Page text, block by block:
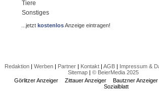
Tiere
Sonstiges
...jetztkostenlosAnzeige eintragen!
Redaktion| Werben| Partner| Kontakt| AGB| Impressum &
Sitemap| © BeierMedia 2025
Görlitzer Anzeiger
Zittauer Anzeiger Bautzner Anzeiger
Sozialblatt